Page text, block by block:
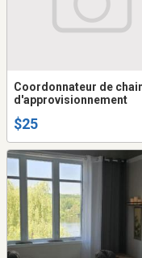
Coordonnateur de
d'approvisionnement
$25